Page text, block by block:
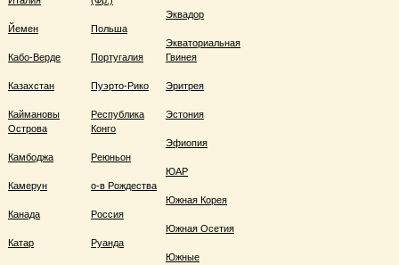
Йемен
Кабо-Верде
Казахстан
Каймановы
Острова
Камбоджа
Камерун
Канада
Катар
Польша
Португалия
Пуэрто-Рико
Республика
Конго
Реюньон
о-в Рождества
Россия
Руанда
Эквадор
Экваториальная
Гвинея
Эритрея
Эстония
Эфиопия
ЮАР
Южная Корея
Южная Осетия
Южные